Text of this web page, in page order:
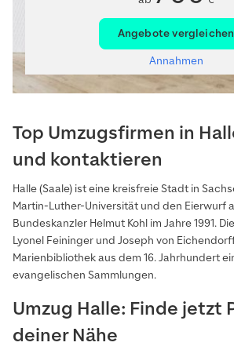
Angebote vergleichen
Annahmen
Top Umzugsfirmen in
und kontaktieren
Halle (Saale) ist eine kreisfreie Stadt in
Martin-Luther-Universität und den Eierwurf
Bundeskanzler Helmut Kohl im Jahre 1991.
Lyonel Feininger und Joseph von
Marienbibliothek aus dem 16. Jahrhundert
evangelischen Sammlungen.
Umzug Halle: Finde jetzt
deiner Nähe